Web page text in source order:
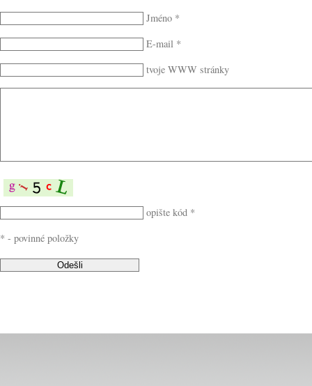
Jméno *
E-mail *
tvoje WWW stránky
opište kód *
* - povinné položky